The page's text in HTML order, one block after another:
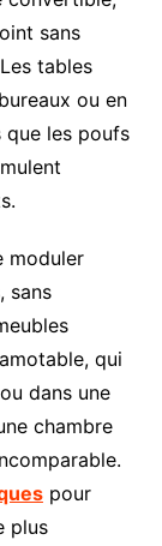
sans
tables
ou en
que les poufs
moduler
sans
qui
dans une
chambre
pour
plus